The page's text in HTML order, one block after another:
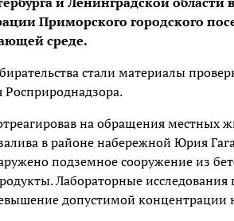
Приморского городского
среде.
стали материалы
на обращения местных
в районе набережной Юрия
подземное сооружение из
Лабораторные
допустимой концентрации